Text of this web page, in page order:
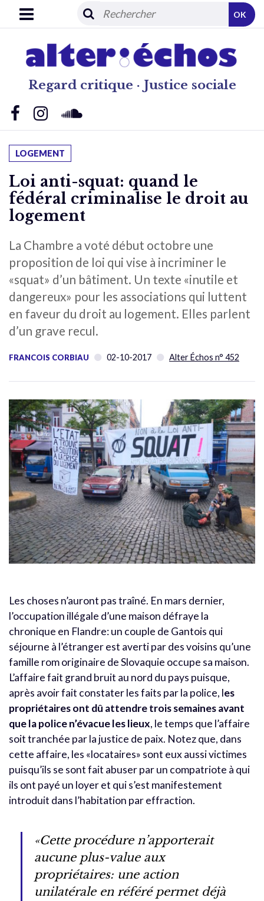
Regard critique · Justice sociale
OK
LOGEMENT
Loi anti-squat: quand le
fédéral criminalise le droit au
logement
La Chambre a voté début octobre une
proposition de loi qui vise à incriminer le
«squat» d’un bâtiment. Un texte «inutile et
dangereux» pour les associations qui luttent
en faveur du droit au logement. Elles parlent
d’un grave recul.
FRANCOIS CORBIAU 02-10-2017 Alter Échos n° 452
Les choses n’auront pas traîné. En mars dernier,
l’occupation illégale d’une maison défraye la
chronique en Flandre: un couple de Gantois qui
séjourne à l’étranger est averti par des voisins qu’une
famille rom originaire de Slovaquie occupe sa maison.
L’affaire fait grand bruit au nord du pays puisque,
après avoir fait constater les faits par la police, les
propriétaires ont dû attendre trois semaines avant
que la police n’évacue les lieux, le temps que l’affaire
soit tranchée par la justice de paix. Notez que, dans
cette affaire, les «locataires» sont eux aussi victimes
puisqu’ils se sont fait abuser par un compatriote à qui
ils ont payé un loyer et qui s’est manifestement
introduit dans l’habitation par effraction.
«Cette procédure n’apporterait
aucune plus-value aux
propriétaires: une action
unilatérale en référé permet déjà